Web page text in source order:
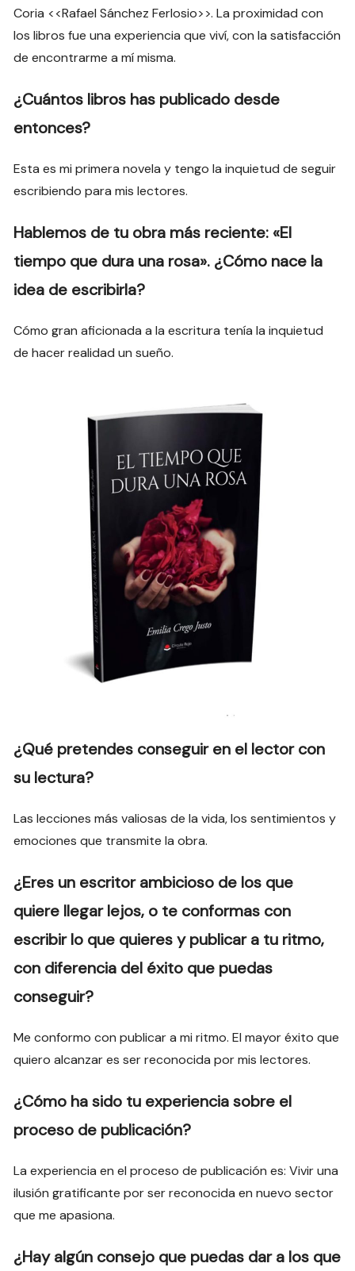
Coria <<Rafael Sánchez Ferlosio>>. La proximidad con
los libros fue una experiencia que viví, con la satisfacción
de encontrarme a mí misma.
¿Cuántos libros has publicado desde
entonces?
Esta es mi primera novela y tengo la inquietud de seguir
escribiendo para mis lectores.
Hablemos de tu obra más reciente: «El
tiempo que dura una rosa». ¿Cómo nace la
idea de escribirla?
Cómo gran aficionada a la escritura tenía la inquietud
de hacer realidad un sueño.
¿Qué pretendes conseguir en el lector con
su lectura?
Las lecciones más valiosas de la vida, los sentimientos y
emociones que transmite la obra.
¿Eres un escritor ambicioso de los que
quiere llegar lejos, o te conformas con
escribir lo que quieres y publicar a tu ritmo,
con diferencia del éxito que puedas
conseguir?
Me conformo con publicar a mi ritmo. El mayor éxito que
quiero alcanzar es ser reconocida por mis lectores.
¿Cómo ha sido tu experiencia sobre el
proceso de publicación?
La experiencia en el proceso de publicación es: Vivir una
ilusión gratificante por ser reconocida en nuevo sector
que me apasiona.
¿Hay algún consejo que puedas dar a los que